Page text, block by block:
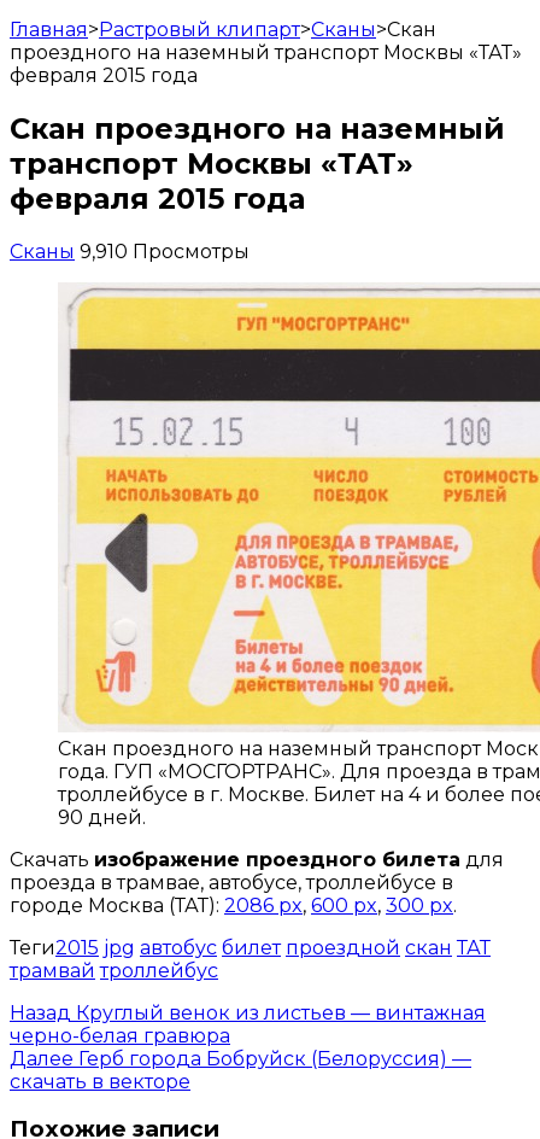
Главная>Растровый клипарт>Сканы>Скан
проездного на наземный транспорт Москвы «ТАТ»
февраля 2015 года
Скан проездного на наземный
транспорт Москвы «ТАТ»
февраля 2015 года
Сканы 9,910 Просмотры
Скан проездного на наземный транспорт
года. ГУП «МОСГОРТРАНС». Для проезда в
троллейбусе в г. Москве. Билет на 4 и более
90 дней.
Скачать изображение проездного билета для
проезда в трамвае, автобусе, троллейбусе в
городе Москва (ТАТ): 2086 px, 600 px, 300 px.
Теги2015 jpg автобус билет проездной скан ТАТ
трамвай троллейбус
Назад Круглый венок из листьев — винтажная
черно-белая гравюра
Далее Герб города Бобруйск (Белоруссия) —
скачать в векторе
Похожие записи